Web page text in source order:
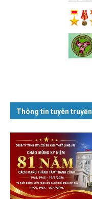
Thông tin tuyên truyền